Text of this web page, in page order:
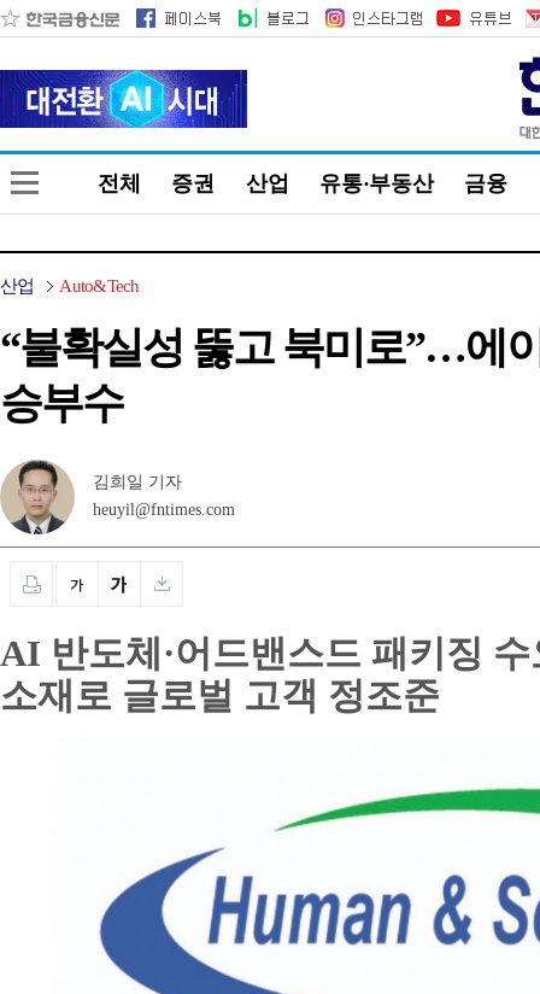
전체 증권 산업 유통·부동산 금융
산업 Auto&Tech
“불확실성 뚫고 북미로”…에
승부수
김희일 기자
heuyil@fntimes.com
AI 반도체·어드밴스드 패키징
소재로 글로벌 고객 정조준